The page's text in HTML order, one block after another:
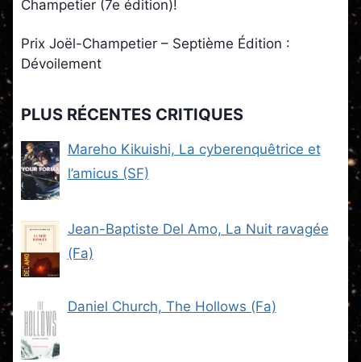
Champetier (7e édition)!
Prix Joël-Champetier – Septième Édition :
Dévoilement
PLUS RÉCENTES CRITIQUES
Mareho Kikuishi, La cyberenquêtrice et
l’amicus (SF)
Jean-Baptiste Del Amo, La Nuit ravagée
(Fa)
Daniel Church, The Hollows (Fa)